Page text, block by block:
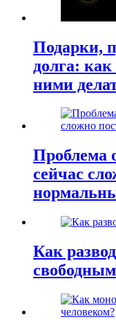
Подарки,
долга:
ними
Проблема
сейчас
Как